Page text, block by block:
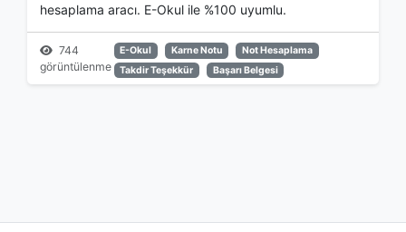
hesaplama aracı. E-Okul ile %100 uyumlu.
744
görüntülenme
E-Okul Karne Notu
Not Hesaplama
Takdir Teşekkür
Başarı Belgesi